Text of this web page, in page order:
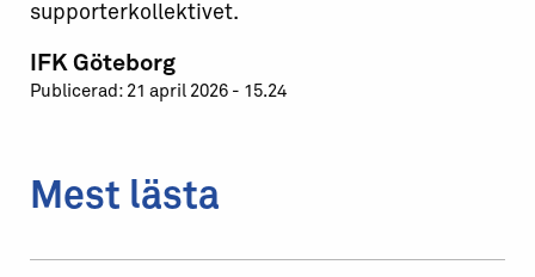
supporterkollektivet.
IFK Göteborg
Publicerad: 21 april 2026 - 15.24
Mest lästa